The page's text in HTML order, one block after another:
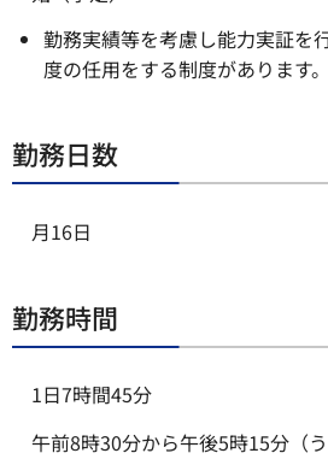
勤務実績等を考慮し能力実証を
度の任用をする制度があります。
勤務日数
月16日
勤務時間
1日7時間45分
午前8時30分から午後5時15分（